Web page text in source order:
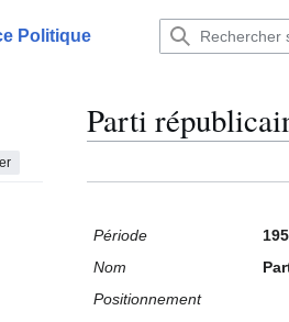
Politique
Parti
Période
Nom
Positionnement